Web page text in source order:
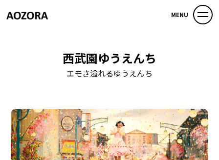
MENU
西武園ゆうえんち
エモさ溢れるゆうえんち